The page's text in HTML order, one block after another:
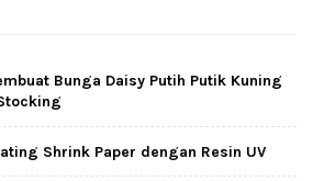
Bunga Daisy Putih Putik Kuning
Shrink Paper dengan Resin UV